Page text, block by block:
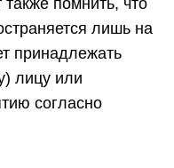
помнить, что
лишь на
принадлежать
лицу или
согласно